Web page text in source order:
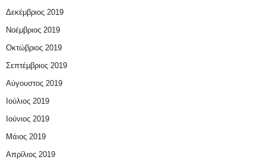
Δεκέμβριος 2019
Νοέμβριος 2019
Οκτώβριος 2019
Σεπτέμβριος 2019
Αύγουστος 2019
Ιούλιος 2019
Ιούνιος 2019
Μάιος 2019
Απρίλιος 2019